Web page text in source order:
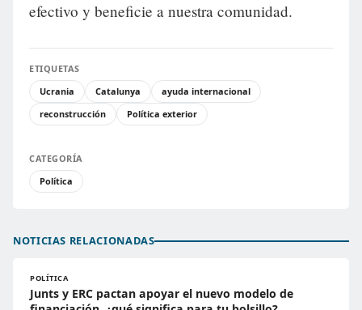
efectivo y beneficie a nuestra comunidad.
ETIQUETAS
Ucrania
Catalunya
ayuda internacional
reconstrucción
Política exterior
CATEGORÍA
Política
NOTICIAS RELACIONADAS
POLÍTICA
Junts y ERC pactan apoyar el nuevo modelo de